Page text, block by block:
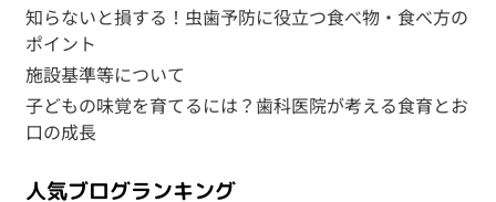
知らないと損する！虫歯予防に役立つ食べ物・食べ方の
ポイント
施設基準等について
子どもの味覚を育てるには？歯科医院が考える食育とお
口の成長
人気ブログランキング